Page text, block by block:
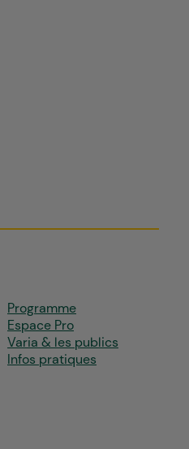
Programme
Espace Pro
Varia & les publics
Infos pratiques